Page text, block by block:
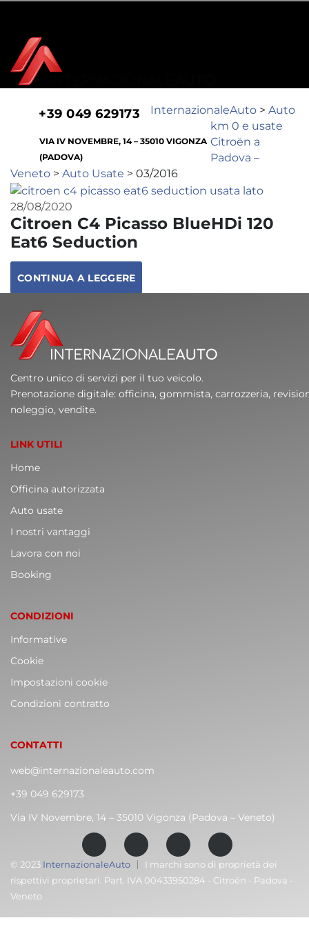
+39 049 629173
VIA IV NOVEMBRE, 14 – 35010 VIGONZA
(PADOVA)
InternazionaleAuto > Auto
km 0 e usate
Citroën a
Padova –
Veneto > Auto Usate > 03/2016
28/08/2020
Citroen C4 Picasso BlueHDi 120
Eat6 Seduction
CONTINUA A LEGGERE
Centro unico di servizi per il tuo veicolo.
Prenotazione digitale: officina, gommista, carrozzeria,
noleggio, vendite.
LINK UTILI
Home
Officina autorizzata
Auto usate
I nostri vantaggi
Lavora con noi
Booking
CONDIZIONI
Informative
Cookie
Impostazioni cookie
Condizioni contratto
CONTATTI
web@internazionaleauto.com
+39 049 629173
Via IV Novembre, 14 – 35010 Vigonza (Padova – Veneto)
© 2023 InternazionaleAuto
I marchi sono di proprietà dei
rispettivi proprietari. Part. IVA 00433950284 - Citroën - Padova -
Veneto